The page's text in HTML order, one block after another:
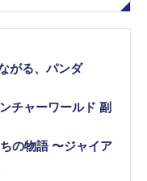
がる、パンダ
チャーワールド 副
の物語 〜ジャイア